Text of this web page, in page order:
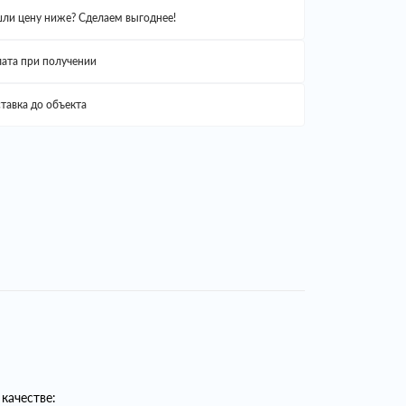
цену ниже? Сделаем выгоднее!
при получении
до объекта